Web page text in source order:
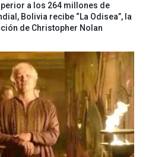
a los 264 millones de
Bolivia recibe “La Odisea”, la
de Christopher Nolan